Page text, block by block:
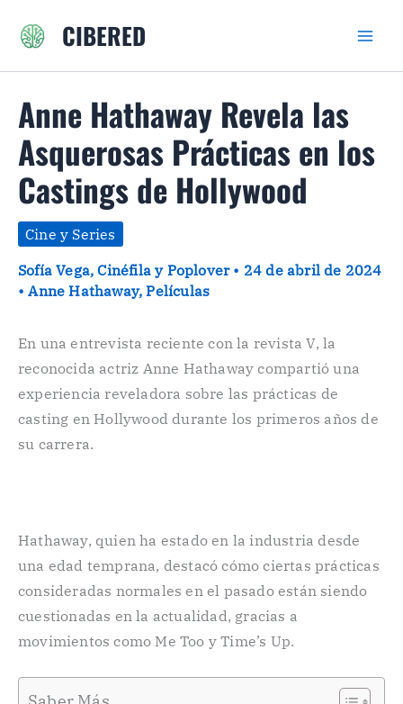
CIBERED
Anne Hathaway Revela las
Asquerosas Prácticas en los
Castings de Hollywood
Cine y Series
Sofía Vega, Cinéfila y Poplover • 24 de abril de 2024
•Anne Hathaway,Películas
En una entrevista reciente con la revista V, la
reconocida actriz Anne Hathaway compartió una
experiencia reveladora sobre las prácticas de
casting en Hollywood durante los primeros años de
su carrera.
Hathaway, quien ha estado en la industria desde
una edad temprana, destacó cómo ciertas prácticas
consideradas normales en el pasado están siendo
cuestionadas en la actualidad, gracias a
movimientos como Me Too y Time’s Up.